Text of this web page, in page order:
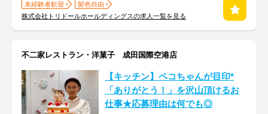
未経験者歓迎
髪色自由
株式会社トリドールホールディングスの求人一覧を見る
不二家レストラン・洋菓子 成田国際空港店
【キッチン】ペコちゃんが目印*
「ありがとう！」を沢山頂けるお
仕事★応募理由は何でも◎